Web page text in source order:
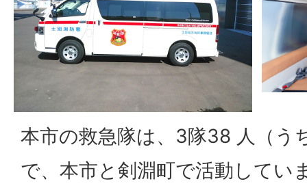
本市の救急隊は、3隊38 人（う
で、本市と剣淵町で活動してい